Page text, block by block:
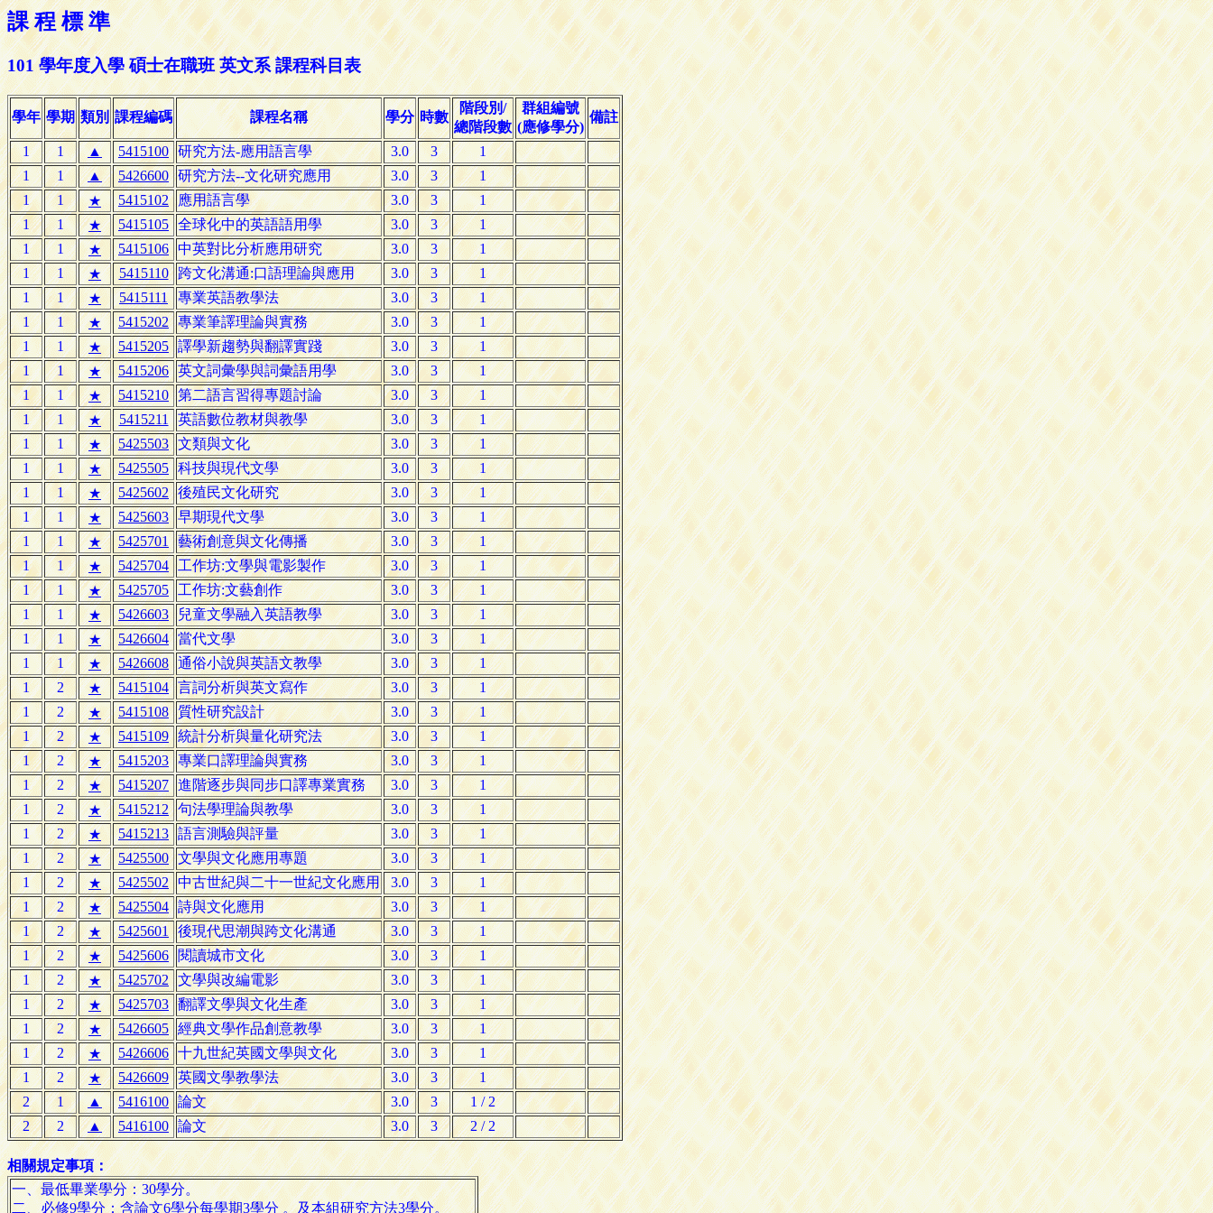
課 程 標 準
101 學年度入學 碩士在職班 英文系 課程科目表
學年 學期 類別 課程編碼 課程名稱 學分 時數
階段別/
總階段數
群組編號
(應修學分)
備註
1 1 ▲ 5415100 研究方法-應用語言學 3.0 3
1
1
1 ▲ 5426600 研究方法--文化研究應用 3.0 3
1
1
1 ★ 5415102 應用語言學 3.0 3
1
1
1 ★ 5415105 全球化中的英語語用學 3.0 3
1
1
1 ★ 5415106 中英對比分析應用研究 3.0 3
1
1
1 ★ 5415110 跨文化溝通:口語理論與應用 3.0 3
1
1
1 ★ 5415111 專業英語教學法 3.0 3
1
1
1 ★ 5415202 專業筆譯理論與實務 3.0 3
1
1
1 ★ 5415205 譯學新趨勢與翻譯實踐 3.0 3
1
1
1 ★ 5415206 英文詞彙學與詞彙語用學 3.0 3
1
1
1 ★ 5415210 第二語言習得專題討論 3.0 3
1
1
1 ★ 5415211 英語數位教材與教學 3.0 3
1
1
1 ★ 5425503 文類與文化 3.0 3
1
1
1 ★ 5425505 科技與現代文學 3.0 3
1
1
1 ★ 5425602 後殖民文化研究 3.0 3
1
1
1 ★ 5425603 早期現代文學 3.0 3
1
1
1 ★ 5425701 藝術創意與文化傳播 3.0 3
1
1
1 ★ 5425704 工作坊:文學與電影製作 3.0 3
1
1
1 ★ 5425705 工作坊:文藝創作 3.0 3
1
1
1 ★ 5426603 兒童文學融入英語教學 3.0 3
1
1
1 ★ 5426604 當代文學 3.0 3
1
1
1 ★ 5426608 通俗小說與英語文教學 3.0 3
1
1
2 ★ 5415104 言詞分析與英文寫作 3.0 3
1
1
2 ★ 5415108 質性研究設計 3.0 3
1
1
2 ★ 5415109 統計分析與量化研究法 3.0 3
1
1
2 ★ 5415203 專業口譯理論與實務 3.0 3
1
1
2 ★ 5415207 進階逐步與同步口譯專業實務 3.0 3
1
1
2 ★ 5415212 句法學理論與教學 3.0 3
1
1
2 ★ 5415213 語言測驗與評量 3.0 3
1
1
2 ★ 5425500 文學與文化應用專題 3.0 3
1
1
2 ★ 5425502 中古世紀與二十一世紀文化應用 3.0 3
1
1
2 ★ 5425504 詩與文化應用 3.0 3
1
1
2 ★ 5425601 後現代思潮與跨文化溝通 3.0 3
1
1
2 ★ 5425606 閱讀城市文化 3.0 3
1
1
2 ★ 5425702 文學與改編電影 3.0 3
1
1
2 ★ 5425703 翻譯文學與文化生產 3.0 3
1
1
2 ★ 5426605 經典文學作品創意教學 3.0 3
1
1
2 ★ 5426606 十九世紀英國文學與文化 3.0 3
1
1
2 ★ 5426609 英國文學教學法 3.0 3
1
2
1 ▲ 5416100 論文 3.0 3
1 / 2
2
2 ▲ 5416100 論文 3.0 3 2 / 2
相關規定事項：
一、最低畢業學分：30學分。
二、必修9學分：含論文6學分每學期3學分 。及本組研究方法3學分。